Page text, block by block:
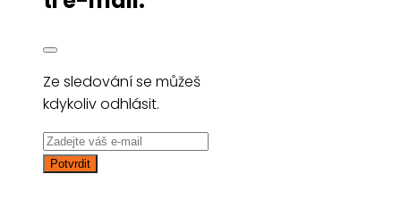
Ze sledování se můžeš
kdykoliv odhlásit.